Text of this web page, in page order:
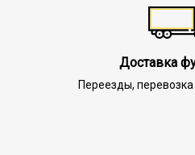
Доставка
Переезды,